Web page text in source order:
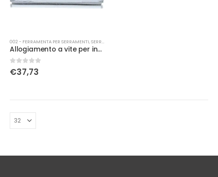
002 - FERRAMENTA PER SERRAMENTI,SERRATURE
Allogiamento a vite per ingranaggi aubi
0Su 5
€37,73